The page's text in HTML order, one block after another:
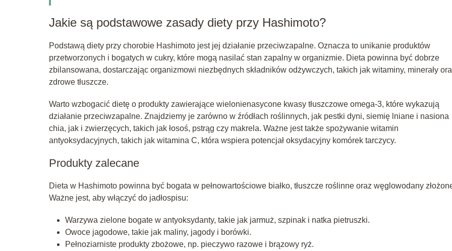
Jakie są podstawowe zasady diety przy Hashimoto?
Podstawą diety przy chorobie Hashimoto jest jej działanie przeciwzapalne. Oznacza to unikanie produktów
przetworzonych i bogatych w cukry, które mogą nasilać stan zapalny w organizmie. Dieta powinna być dobrze
zbilansowana, dostarczając organizmowi niezbędnych składników odżywczych, takich jak witaminy, minerały
zdrowe tłuszcze.
Warto wzbogacić dietę o produkty zawierające wielonienasycone kwasy tłuszczowe omega-3, które wykazują
działanie przeciwzapalne. Znajdziemy je zarówno w źródłach roślinnych, jak pestki dyni, siemię lniane i nasiona
chia, jak i zwierzęcych, takich jak łosoś, pstrąg czy makrela. Ważne jest także spożywanie witamin
antyoksydacyjnych, takich jak witamina C, która wspiera potencjał oksydacyjny komórek tarczycy.
Produkty zalecane
Dieta w Hashimoto powinna być bogata w pełnowartościowe białko, tłuszcze roślinne oraz węglowodany
Ważne jest, aby włączyć do jadłospisu:
Warzywa zielone bogate w antyoksydanty, takie jak jarmuż, szpinak i natka pietruszki.
Owoce jagodowe, takie jak maliny, jagody i borówki.
Pełnoziarniste produkty zbożowe, np. pieczywo razowe i brązowy ryż.